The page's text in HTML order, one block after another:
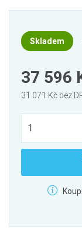
Skladem
37 596
31 071 Kč bez